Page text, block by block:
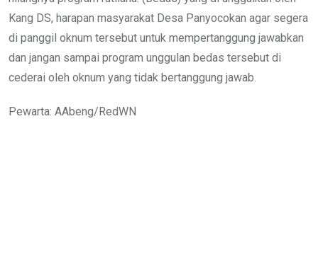
Kang DS, harapan masyarakat Desa Panyocokan agar segera
di panggil oknum tersebut untuk mempertanggung jawabkan
dan jangan sampai program unggulan bedas tersebut di
cederai oleh oknum yang tidak bertanggung jawab.
Pewarta: AAbeng/RedWN